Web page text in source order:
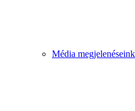
Média